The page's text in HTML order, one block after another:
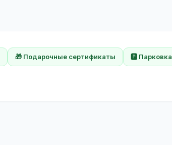
🎁 Подарочные сертификаты 🅿️ Парковка